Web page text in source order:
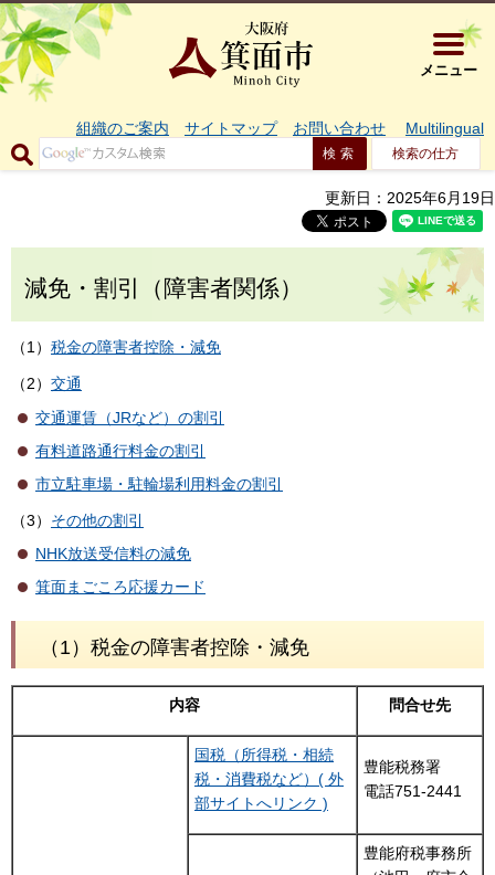
大阪府箕
メニュー
組織のご案内 サイトマップ お問い合わせ Multilingual
検索の仕方
更新日：2025年6月19日
減免・割引（障害者関係）
（1） 税金の障害者控除・減免
（2） 交通
交通運賃（JRなど）の割引
有料道路通行料金の割引
市立駐車場・駐輪場利用料金の割引
（3） その他の割引
NHK放送受信料の減免
箕面まごころ応援カード
（1）税金の障害者控除・減免
内容 問合せ先
国税（所得税・相続
税・消費税など）( 外
部サイトへリンク )
豊能税務署
電話751-2441
豊能府税事務所